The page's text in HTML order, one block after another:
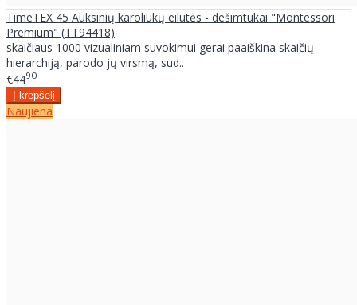
TimeTEX 45 Auksinių karoliukų eilutės - dešimtukai "Montessori
Premium" (TT94418)
skaičiaus 1000 vizualiniam suvokimui gerai paaiškina skaičių
hierarchiją, parodo jų virsmą, sud..
€4490
Naujiena